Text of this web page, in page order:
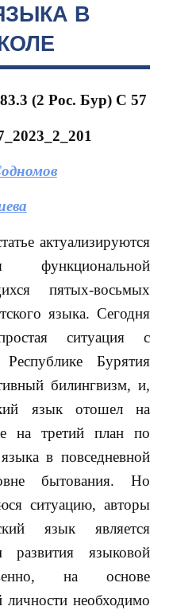
В
(2 Рос. Бур) С 57
актуализируются
функциональной
пятых-восьмых
языка. Сегодня
ситуация с
Бурятия
билингвизм, и,
язык отошел на
на третий план по
в повседневной
бытования. Но
ситуацию, авторы
язык является
развития языковой
на основе
необходимо